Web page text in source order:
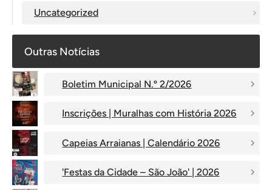
Uncategorized
Outras Notícias
Boletim Municipal N.º 2/2026
Inscrições | Muralhas com História 2026
Capeias Arraianas | Calendário 2026
'Festas da Cidade – São João' | 2026